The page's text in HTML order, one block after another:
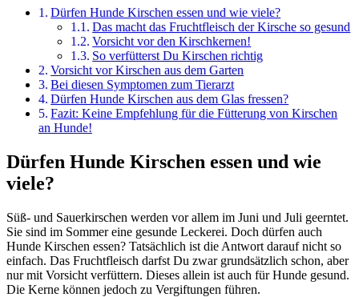
Dürfen Hunde Kirschen essen und wie viele?
Das macht das Fruchtfleisch der Kirsche so gesund
Vorsicht vor den Kirschkernen!
So verfütterst Du Kirschen richtig
Vorsicht vor Kirschen aus dem Garten
Bei diesen Symptomen zum Tierarzt
Dürfen Hunde Kirschen aus dem Glas fressen?
Fazit: Keine Empfehlung für die Fütterung von Kirschen
an Hunde!
Dürfen Hunde Kirschen essen und wie
viele?
Süß- und Sauerkirschen werden vor allem im Juni und Juli geerntet.
Sie sind im Sommer eine gesunde Leckerei. Doch dürfen auch
Hunde Kirschen essen? Tatsächlich ist die Antwort darauf nicht so
einfach. Das Fruchtfleisch darfst Du zwar grundsätzlich schon, aber
nur mit Vorsicht verfüttern. Dieses allein ist auch für Hunde gesund.
Die Kerne können jedoch zu Vergiftungen führen.